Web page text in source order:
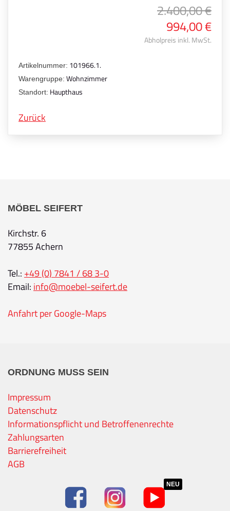
2.400,00 €
994,00 €
Abholpreis inkl. MwSt.
Artikelnummer: 101966.1.
Warengruppe: Wohnzimmer
Standort: Haupthaus
Zurück
MÖBEL SEIFERT
Kirchstr. 6
77855 Achern
Tel.: +49 (0) 7841 / 68 3-0
Email: info@moebel-seifert.de
Anfahrt per Google-Maps
ORDNUNG MUSS SEIN
Impressum
Datenschutz
Informationspflicht und Betroffenenrechte
Zahlungsarten
Barrierefreiheit
AGB
NEU